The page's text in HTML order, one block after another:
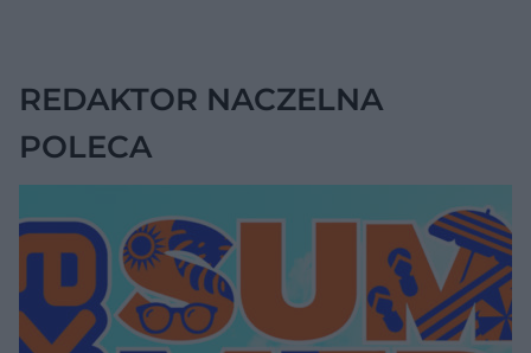
REDAKTOR NACZELNA
POLECA